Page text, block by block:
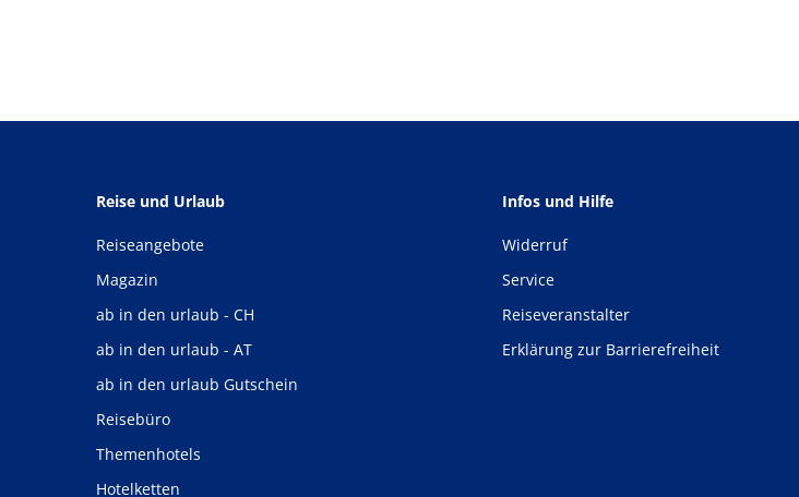
Reise und Urlaub
Reiseangebote
Magazin
ab in den urlaub - CH
ab in den urlaub - AT
ab in den urlaub Gutschein
Reisebüro
Themenhotels
Hotelketten
Infos und Hilfe
Widerruf
Service
Reiseveranstalter
Erklärung zur Barrierefreiheit